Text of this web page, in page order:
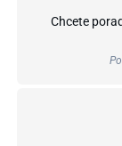
Chcete